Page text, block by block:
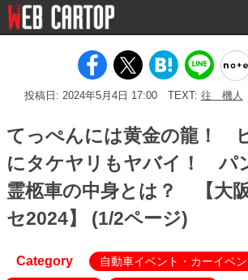
投稿日: 2024年5月4日 17:00 TEXT: 往 機人
てっぺんには黄金の龍！
にタケヤリもヤバイ！ パ
霊柩車の中身とは？ 【大
セ2024】 (1/2ページ)
Category
自動車イベント・カーイベン